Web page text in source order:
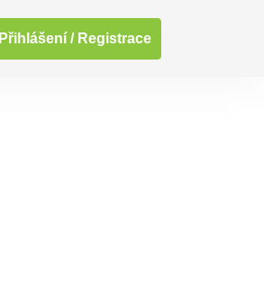
Přihlášení / Registrace